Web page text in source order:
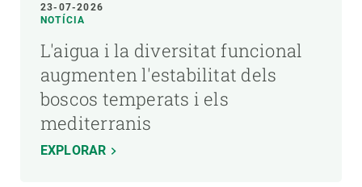
23-07-2026
NOTÍCIA
L'aigua i la diversitat funcional
augmenten l'estabilitat dels
boscos temperats i els
mediterranis
EXPLORAR